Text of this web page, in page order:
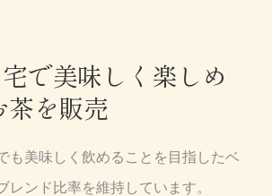
で美味しく楽しめ
茶を販売
も美味しく飲めることを目指したベ
レンド比率を維持しています。